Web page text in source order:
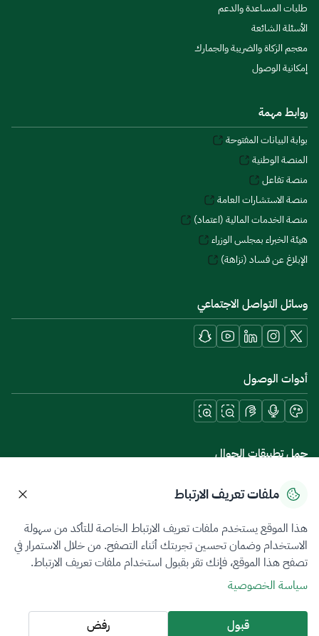
طلبات المساعدة والدعم
الأسئلة الشائعة
معجم الزكاة والضريبة والجمارك
إمكانية الوصول
روابط مهمة
بوابة البيانات المفتوحة
المنصة الوطنية
منصة تفاعل
منصة الاستشارات العامة
منصة الخدمات المالية (اعتماد)
هيئة الخبراء بمجلس الوزراء
الإبلاغ عن فساد (نزاهة)
وسائل التواصل الاجتماعي
أدوات الوصول
حمل تطبيقات الجوال
سياسة الخصوصيةشروط الاستخدامخريطة الموقع
جميع الحقوق محفوظة 2026 © ZATCA.GOV.SA
تم تطويره وصيانته بواسطة هيئة الزكاة والضريبة والجمارك
آخر تحديث للموقع في
ملفات تعريف الارتباط
هذا الموقع يستخدم ملفات تعريف الارتباط الخاصة للتأكد من سهولة
الاستخدام وضمان تحسين تجربتك أثناء التصفح. من خلال الاستمرار في
تصفح هذا الموقع، فإنك تقر بقبول استخدام ملفات تعريف الارتباط.
سياسة الخصوصية
قبول رفض